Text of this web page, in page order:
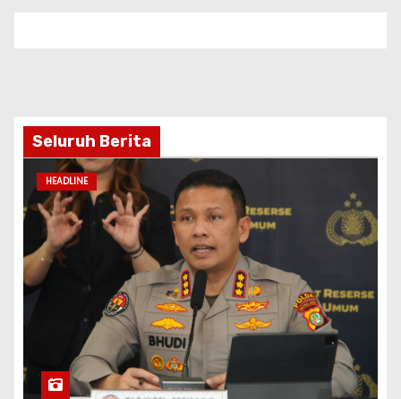
Seluruh Berita
HEADLINE